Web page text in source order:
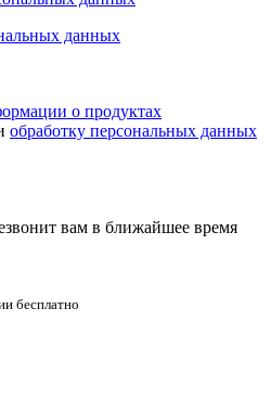
данных
о продуктах
обработку персональных данных
вам в ближайшее время
бесплатно